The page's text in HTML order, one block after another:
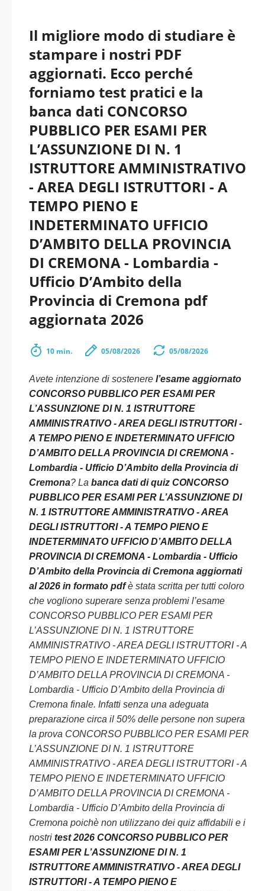
Il migliore modo di studiare è
stampare i nostri PDF
aggiornati. Ecco perché
forniamo test pratici e la
banca dati CONCORSO
PUBBLICO PER ESAMI PER
L’ASSUNZIONE DI N. 1
ISTRUTTORE AMMINISTRATIVO
- AREA DEGLI ISTRUTTORI - A
TEMPO PIENO E
INDETERMINATO UFFICIO
D’AMBITO DELLA PROVINCIA
DI CREMONA - Lombardia -
Ufficio D’Ambito della
Provincia di Cremona pdf
aggiornata 2026
10 min. 05/08/2026 05/08/2026
Avete intenzione di sostenere l’esame aggiornato
CONCORSO PUBBLICO PER ESAMI PER
L’ASSUNZIONE DI N. 1 ISTRUTTORE
AMMINISTRATIVO - AREA DEGLI ISTRUTTORI -
A TEMPO PIENO E INDETERMINATO UFFICIO
D’AMBITO DELLA PROVINCIA DI CREMONA -
Lombardia - Ufficio D’Ambito della Provincia di
Cremona? La banca dati di quiz CONCORSO
PUBBLICO PER ESAMI PER L’ASSUNZIONE DI
N. 1 ISTRUTTORE AMMINISTRATIVO - AREA
DEGLI ISTRUTTORI - A TEMPO PIENO E
INDETERMINATO UFFICIO D’AMBITO DELLA
PROVINCIA DI CREMONA - Lombardia - Ufficio
D’Ambito della Provincia di Cremona aggiornati
al 2026 in formato pdfè stata scritta per tutti coloro
che vogliono superare senza problemi l’esame
CONCORSO PUBBLICO PER ESAMI PER
L’ASSUNZIONE DI N. 1 ISTRUTTORE
AMMINISTRATIVO - AREA DEGLI ISTRUTTORI - A
TEMPO PIENO E INDETERMINATO UFFICIO
D’AMBITO DELLA PROVINCIA DI CREMONA -
Lombardia - Ufficio D’Ambito della Provincia di
Cremona finale. Infatti senza una adeguata
preparazione circa il 50% delle persone non supera
la prova CONCORSO PUBBLICO PER ESAMI PER
L’ASSUNZIONE DI N. 1 ISTRUTTORE
AMMINISTRATIVO - AREA DEGLI ISTRUTTORI - A
TEMPO PIENO E INDETERMINATO UFFICIO
D’AMBITO DELLA PROVINCIA DI CREMONA -
Lombardia - Ufficio D’Ambito della Provincia di
Cremona poichè non utilizzano dei quiz affidabili e i
nostri test 2026 CONCORSO PUBBLICO PER
ESAMI PER L’ASSUNZIONE DI N. 1
ISTRUTTORE AMMINISTRATIVO - AREA DEGLI
ISTRUTTORI - A TEMPO PIENO E